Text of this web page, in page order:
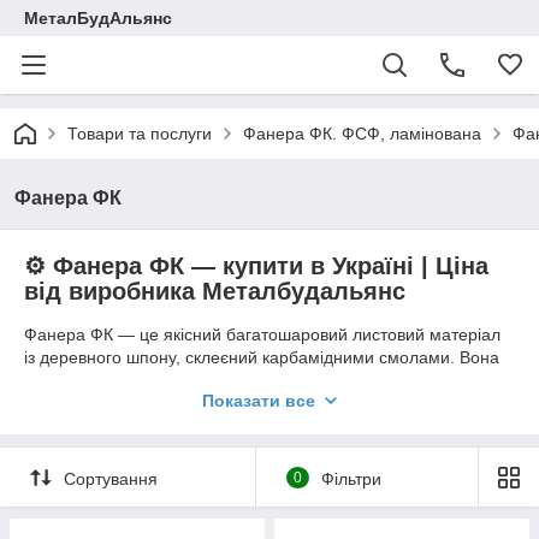
МеталБудАльянс
Товари та послуги Фанера ФК. ФСФ, ламінована
Фанера ФК
⚙️ Фанера ФК — купити в Україні | Ціна
від виробника Металбудальянс
Фанера ФК — це якісний багатошаровий листовий матеріал
із деревного шпону, склеєний карбамідними смолами. Вона
стійкістю до помірної вологості. Використовується у
оздобленні та опалубці.
Компанія
постачає фанеру ФК відповідно
ГОСТ 3916.1-2018, ДСТУ EN 636-2 , товщиною
, з
Показати все
Сортування 0 Фільтри